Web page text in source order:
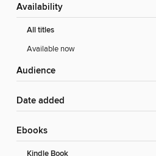
Availability
All titles
Available now
Audience
Date added
ebooks